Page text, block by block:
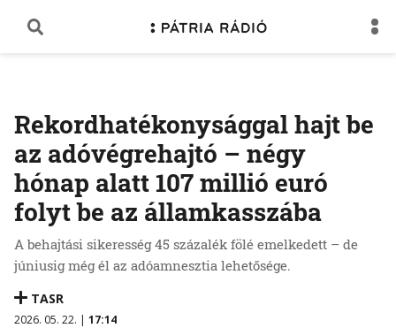
Rekordhatékonysággal hajt be
az adóvégrehajtó – négy
hónap alatt 107 millió euró
folyt be az államkasszába
A behajtási sikeresség 45 százalék fölé emelkedett – de
júniusig még él az adóamnesztia lehetősége.
TASR
2026. 05. 22. | 17:14